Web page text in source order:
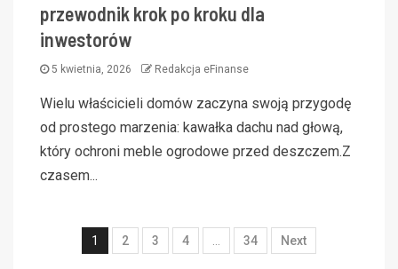
przewodnik krok po kroku dla
inwestorów
5 kwietnia, 2026 Redakcja eFinanse
Wielu właścicieli domów zaczyna swoją przygodę
od prostego marzenia: kawałka dachu nad głową,
który ochroni meble ogrodowe przed deszczem.Z
czasem...
1 2 3 4 34 Next